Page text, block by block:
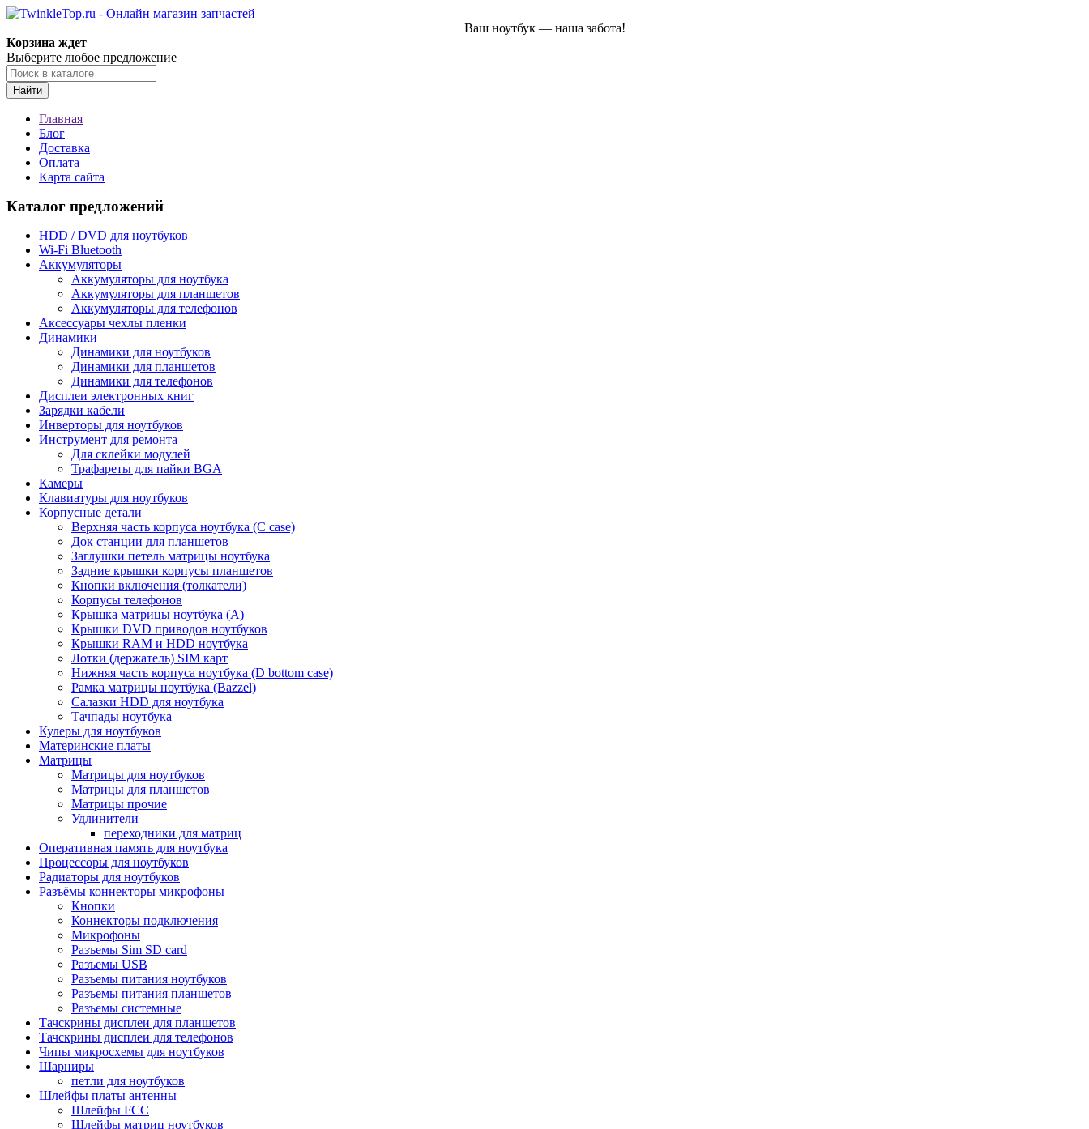
Ваш ноутбук — наша забота!
Корзина ждет
Выберите любое предложение
Найти
Главная
Блог
Доставка
Оплата
Карта сайта
Каталог предложений
HDD / DVD для ноутбуков
Wi-Fi Bluetooth
Аккумуляторы
Аккумуляторы для ноутбука
Аккумуляторы для планшетов
Аккумуляторы для телефонов
Аксессуары чехлы пленки
Динамики
Динамики для ноутбуков
Динамики для планшетов
Динамики для телефонов
Дисплеи электронных книг
Зарядки кабели
Инверторы для ноутбуков
Инструмент для ремонта
Для склейки модулей
Трафареты для пайки BGA
Камеры
Клавиатуры для ноутбуков
Корпусные детали
Верхняя часть корпуса ноутбука (С case)
Док станции для планшетов
Заглушки петель матрицы ноутбука
Задние крышки корпусы планшетов
Кнопки включения (толкатели)
Корпусы телефонов
Крышка матрицы ноутбука (A)
Крышки DVD приводов ноутбуков
Крышки RAM и HDD ноутбука
Лотки (держатель) SIM карт
Нижняя часть корпуса ноутбука (D bottom case)
Рамка матрицы ноутбука (Bazzel)
Салазки HDD для ноутбука
Тачпады ноутбука
Кулеры для ноутбуков
Материнские платы
Матрицы
Матрицы для ноутбуков
Матрицы для планшетов
Матрицы прочие
Удлинители
переходники для матриц
Оперативная память для ноутбука
Процессоры для ноутбуков
Радиаторы для ноутбуков
Разъёмы коннекторы микрофоны
Кнопки
Коннекторы подключения
Микрофоны
Разъемы Sim SD card
Разъемы USB
Разъемы питания ноутбуков
Разъемы питания планшетов
Разъемы системные
Тачскрины дисплеи для планшетов
Тачскрины дисплеи для телефонов
Чипы микросхемы для ноутбуков
Шарниры
петли для ноутбуков
Шлейфы платы антенны
Шлейфы FCC
Шлейфы матриц ноутбуков